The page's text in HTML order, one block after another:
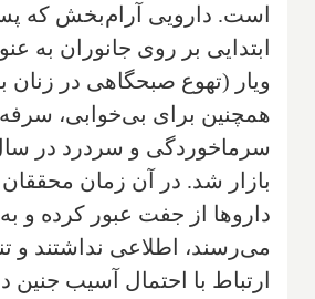
است. دارویی آرام‌بخش که
ابتدایی بر روی جانوران به
ویار (تهوع صبحگاهی در زنان
همچنین برای بی‌خوابی،
بازار شد. در آن زمان
داروها از جفت عبور کرده و
می‌رسند، اطلاعی نداشتند و
ارتباط با احتمال آسیب جنین